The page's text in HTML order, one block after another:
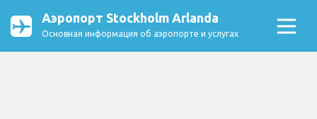
Аэропорт Stockholm Arlanda
Основная информация об аэропорте и услугах